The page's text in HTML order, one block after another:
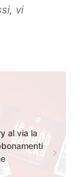
vi
al via la